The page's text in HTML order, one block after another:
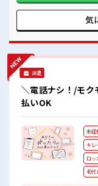
ど、 しっ
ステップUP目指
で休み時
OKなのは
気
派遣
＼電話ナシ！/モ
払いOK
未経
キレ
ロッ
40代